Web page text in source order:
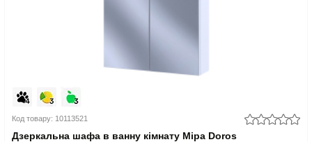
Код товару: 10113521
Дзеркальна шафа в ванну кімнату Міра Doros